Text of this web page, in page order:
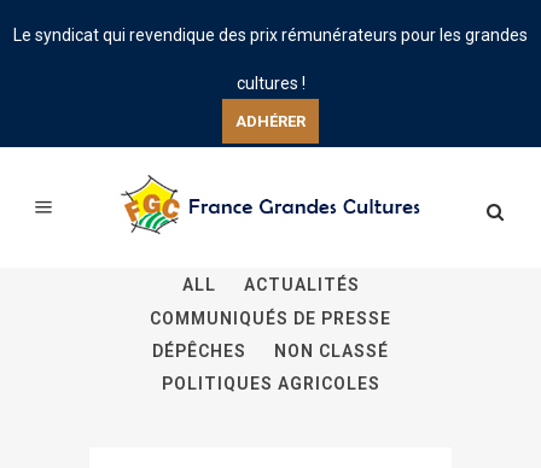
Le syndicat qui revendique des prix rémunérateurs pour les grandes
cultures !
ADHÉRER
ALL
ACTUALITÉS
COMMUNIQUÉS DE PRESSE
DÉPÊCHES
NON CLASSÉ
POLITIQUES AGRICOLES